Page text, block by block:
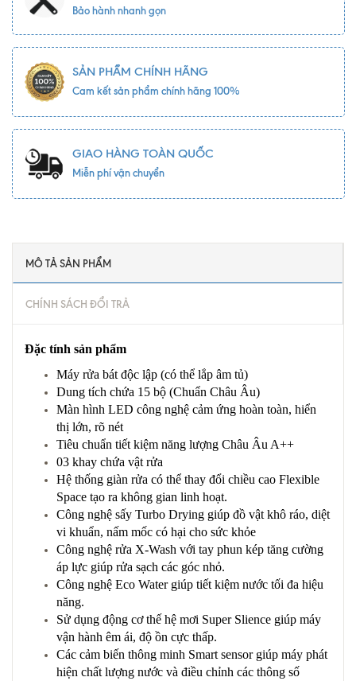
Bảo hành nhanh gọn
SẢN PHẨM CHÍNH HÃNG
Cam kết sản phẩm chính hãng 100%
GIAO HÀNG TOÀN QUỐC
Miễn phí vận chuyển
MÔ TẢ SẢN PHẨM
CHÍNH SÁCH ĐỔI TRẢ
Đặc tính sản phẩm
Máy rửa bát độc lập (có thể lắp âm tủ)
Dung tích chứa 15 bộ (Chuẩn Châu Âu)
Màn hình LED công nghệ cảm ứng hoàn toàn, hiển
thị lớn, rõ nét
Tiêu chuẩn tiết kiệm năng lượng Châu Âu A++
03 khay chứa vật rửa
Hệ thống giàn rửa có thể thay đổi chiều cao Flexible
Space tạo ra không gian linh hoạt.
Công nghệ sấy Turbo Drying giúp đồ vật khô ráo, diệt
vi khuẩn, nấm mốc có hại cho sức khỏe
Công nghệ rửa X-Wash với tay phun kép tăng cường
áp lực giúp rửa sạch các góc nhỏ.
Công nghệ Eco Water giúp tiết kiệm nước tối đa hiệu
năng.
Sử dụng động cơ thế hệ mơi Super Slience giúp máy
vận hành êm ái, độ ồn cực thấp.
Các cảm biến thông minh Smart sensor giúp máy phát
hiện chất lượng nước và điều chỉnh các thông số